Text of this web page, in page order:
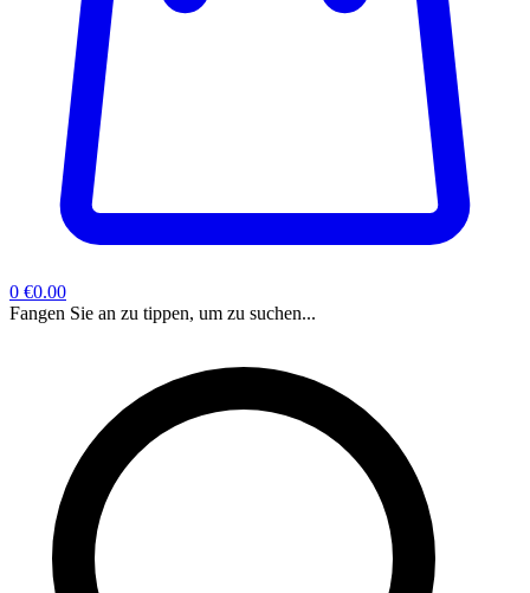
0 €0.00
Fangen Sie an zu tippen, um zu suchen...